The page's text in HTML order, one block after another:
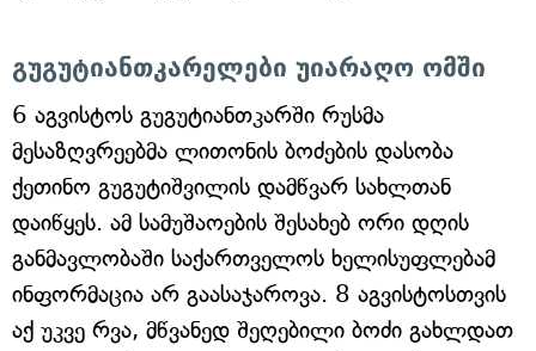
გუგუტიანთკარელები უიარაღო ომში
6 აგვისტოს გუგუტიანთკარში რუსმა
მესაზღვრეებმა ლითონის ბოძების დასობა
ქეთინო გუგუტიშვილის დამწვარ სახლთან
დაიწყეს. ამ სამუშაოების შესახებ ორი დღის
განმავლობაში საქართველოს ხელისუფლებამ
ინფორმაცია არ გაასაჯაროვა. 8 აგვისტოსთვის
აქ უკვე რვა, მწვანედ შეღებილი ბოძი გახლდათ